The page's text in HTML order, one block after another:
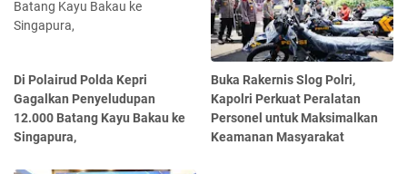
Di Polairud Polda Kepri
Gagalkan Penyeludupan
12.000 Batang Kayu Bakau ke
Singapura,
Buka Rakernis Slog Polri,
Kapolri Perkuat Peralatan
Personel untuk Maksimalkan
Keamanan Masyarakat